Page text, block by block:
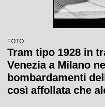
FOTO
Tram tipo 1928 in
Venezia a Milano
bombardamenti
così affollata che